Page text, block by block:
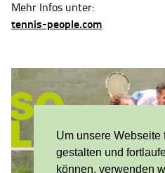
Um unsere Webseite
gestalten und
können, verwenden
Mehr Infos unter:
tennis-people.com